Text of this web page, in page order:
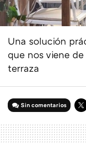
Una solución
que nos viene
terraza
Sin comentarios